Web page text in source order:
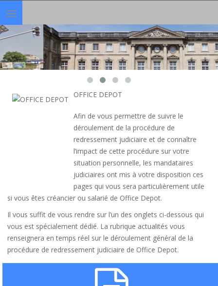
Toggle
navigation
OFFICE DEPOT
Afin de vous permettre de suivre le
déroulement de la procédure de
redressement judiciaire et de connaître
l’impact de cette procédure sur votre
situation personnelle, les mandataires
judiciaires ont mis à votre disposition ces
pages qui vous sera particulièrement utile
si vous êtes créancier ou salarié de Office Depot.
Il vous suffit de vous rendre sur l’un des onglets ci-dessous qui
vous est spécialement dédié. La rubrique actualités vous
renseignera en temps réel sur le déroulement général de la
procédure de redressement judiciaire de Office Depot.